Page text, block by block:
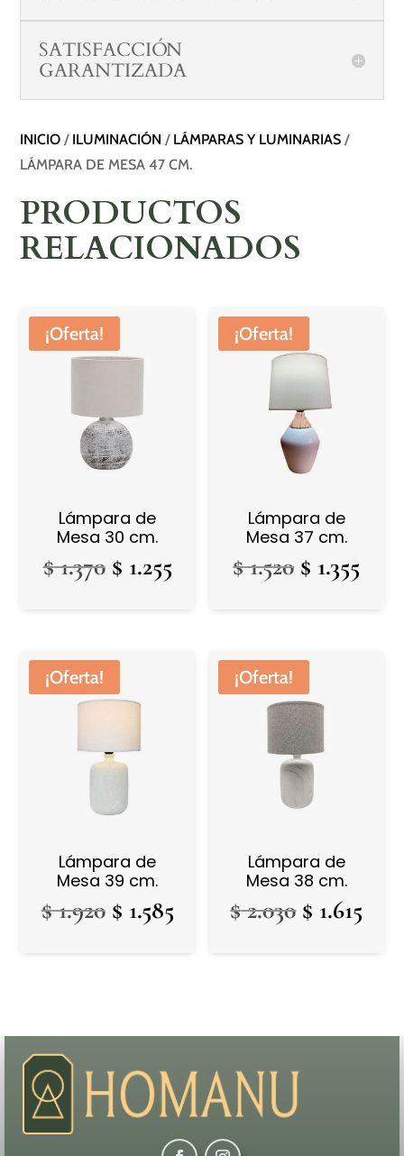
SATISFACCIÓN
GARANTIZADA
INICIO / ILUMINACIÓN / LÁMPARAS Y LUMINARIAS /
LÁMPARA DE MESA 47 CM.
PRODUCTOS
RELACIONADOS
¡Oferta!
Lámpara de
Mesa 30 cm.
$1.370 El
precio
$ 1.370.
$ 1.255El
$ 1.255.
¡Oferta!
Lámpara de
Mesa 37 cm.
$1.520 El
precio
$ 1.520.
$ 1.355
¡Oferta!
Lámpara de
Mesa 39 cm.
$1.920 El
precio
$ 1.585El
¡Oferta!
Lámpara de
Mesa 38 cm.
$2.030 El
precio
$ 1.615